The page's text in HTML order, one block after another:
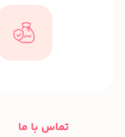
تماس با ما